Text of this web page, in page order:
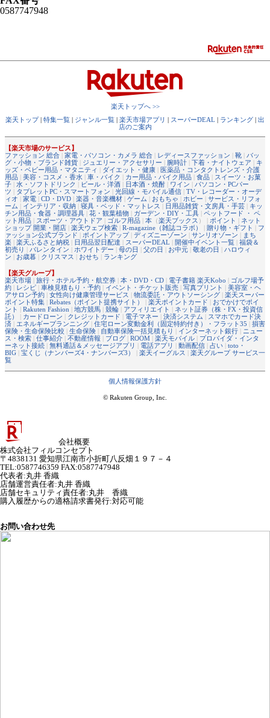
0587747948
楽天トップへ >>
楽天トップ| 特集一覧 | ジャンル一覧 | 楽天市場アプリ | スーパーDEAL | ランキング | 出
店のご案内
【楽天市場のサービス】
ファッション 総合 | 家電・パソコン・カメラ 総合 | レディースファッション | 靴 | バッ
グ・小物・ブランド雑貨 | ジュエリー・アクセサリー | 腕時計 | 下着・ナイトウェア | キ
ッズ・ベビー用品・マタニティ | ダイエット・健康 | 医薬品・コンタクトレンズ・介護
用品 | 美容・コスメ・香水 | 車・バイク | カー用品・バイク用品 | 食品 | スイーツ・お菓
子 | 水・ソフトドリンク | ビール・洋酒 | 日本酒・焼酎 | ワイン | パソコン・PCパー
ツ | タブレットPC・スマートフォン | 光回線・モバイル通信 | TV・レコーダー・オーデ
ィオ | 家電 | CD・DVD | 楽器・音楽機材 | ゲーム | おもちゃ | ホビー | サービス・リフォ
ーム | インテリア・収納 | 寝具・ベッド・マットレス | 日用品雑貨・文房具・手芸 | キッ
チン用品・食器・調理器具 | 花・観葉植物 | ガーデン・DIY・工具 | ペットフード ・ ペ
ット用品 | スポーツ・アウトドア | ゴルフ用品 | 本 （楽天ブックス ） | ポイント | ネット
ショップ 開業・開店 | 楽天ウェブ検索 | R-magazine（雑誌コラボ） | 贈り物・ギフト | フ
ァッション公式ブランド | ポイントアップ| ディズニーゾーン | サンリオゾーン | まち
楽 | 楽天ふるさと納税 | 日用品翌日配達 | スーパーDEAL | 開催中イベント一覧 | 福袋＆
初売り | バレンタイン | ホワイトデー | 母の日 | 父の日 | お中元 | 敬老の日 | ハロウィ
ン | お歳暮 | クリスマス | おせち | ランキング
【楽天グループ】
楽天市場 | 旅行・ホテル予約・航空券 | 本・DVD・CD | 電子書籍 楽天Kobo | ゴルフ場予
約 | レシピ | 車検見積もり・予約 | イベント・チケット販売 | 写真プリント | 美容室・ヘ
アサロン予約 | 女性向け健康管理サービス | 物流委託・アウトソーシング | 楽天スーパー
ポイント特集 | Rebates（ポイント提携サイト） | 楽天ポイントカード | おでかけでポイ
ント | Rakuten Fashion | 地方競馬 | 競輪 | アフィリエイト | ネット証券（株・FX・投資信
託）
| カードローン | クレジットカード | 電子マネー | 決済システム | スマホでカード決
済 | エネルギープランニング | 住宅ローン変動金利（固定特約付き）・フラット35 | 損害
保険・生命保険比較 | 生命保険 | 自動車保険一括見積もり | インターネット銀行 | ニュー
ス・検索 | 仕事紹介 | 不動産情報 | ブログ | ROOM | 楽天モバイル | プロバイダ・インタ
ーネット接続 | 無料通話＆メッセージアプリ | 電話アプリ | 動画配信 | 占い | toto・
BIG | 宝くじ（ナンバーズ4・ナンバーズ3） | 楽天イーグルス | 楽天グループ サービス一
覧
個人情報保護方針
© Rakuten Group, Inc.
会社概要
株式会社フィルコンセプト
〒4838131 愛知県江南市小折町八反畑１９７－４
TEL:0587746359 FAX:0587747948
代表者:丸井 香織
店舗運営責任者:丸井 香織
店舗セキュリティ責任者:丸井 香織
購入履歴からの適格請求書発行:対応可能
お問い合わせ先